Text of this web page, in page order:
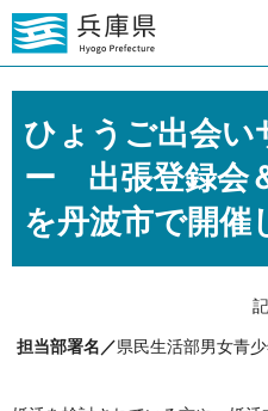
ひょうご出会い
ー 出張登録会
を丹波市で開催
担当部署名／県民生活部男女青